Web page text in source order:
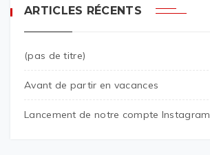
ARTICLES RÉCENTS
(pas de titre)
Avant de partir en vacances
Lancement de notre compte Instagram